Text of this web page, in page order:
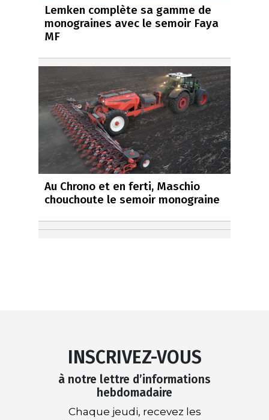
Lemken complète sa gamme de
monograines avec le semoir Faya
MF
Au Chrono et en ferti, Maschio
chouchoute le semoir monograine
INSCRIVEZ-VOUS
à notre lettre d’informations
hebdomadaire
Chaque jeudi, recevez les